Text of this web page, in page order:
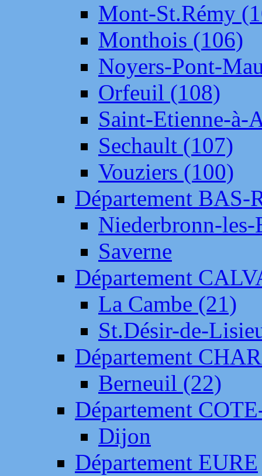
Mont-St.Rémy
Monthois (106)
Noyers-Pont-
Orfeuil (108)
Saint-Etienne-à-
Sechault (107)
Vouziers (100)
Département BAS-
Niederbronn-
Saverne
Département
La Cambe (21)
St.Désir-de-
Département
Berneuil (22)
Département
Dijon
Département EURE